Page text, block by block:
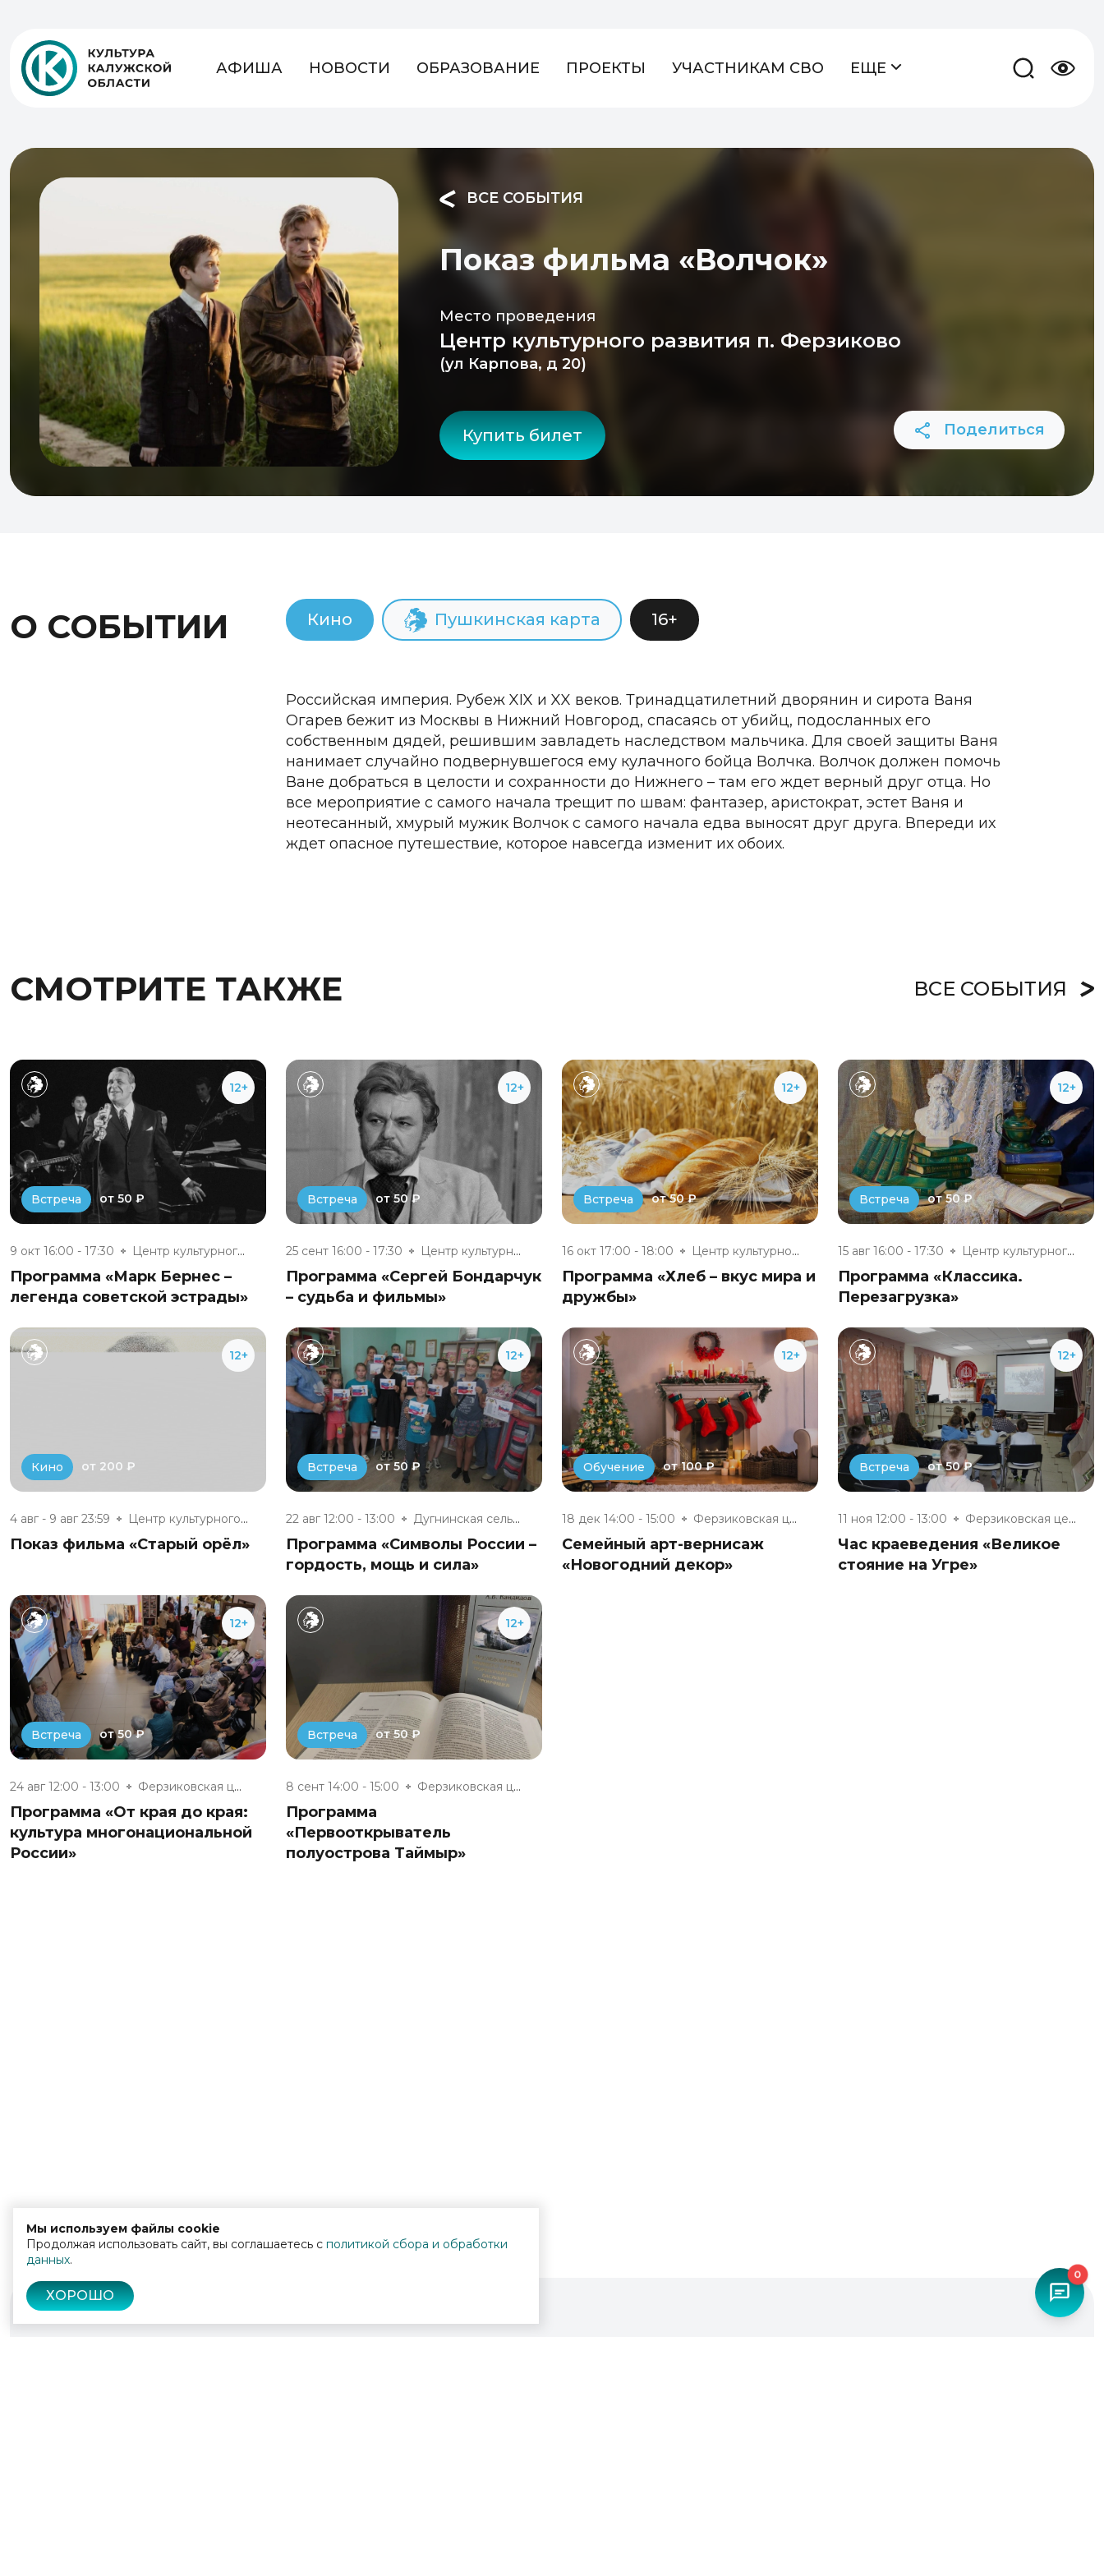
АФИША НОВОСТИ ОБРАЗОВАНИЕ ПРОЕКТЫ УЧАСТНИКАМ СВО ЕЩЕ
ВСЕ СОБЫТИЯ
Показ фильма «Волчок»
Место проведения
Центр культурного развития п. Ферзиково
(ул Карпова, д 20)
Купить билет Поделиться
О СОБЫТИИ Кино Пушкинская карта 16+
Российская империя. Рубеж XIX и XX веков. Тринадцатилетний дворянин и сирота Ваня
Огарев бежит из Москвы в Нижний Новгород, спасаясь от убийц, подосланных его
собственным дядей, решившим завладеть наследством мальчика. Для своей защиты Ваня
нанимает случайно подвернувшегося ему кулачного бойца Волчка. Волчок должен помочь
Ване добраться в целости и сохранности до Нижнего – там его ждет верный друг отца. Но
все мероприятие с самого начала трещит по швам: фантазер, аристократ, эстет Ваня и
неотесанный, хмурый мужик Волчок с самого начала едва выносят друг друга. Впереди их
ждет опасное путешествие, которое навсегда изменит их обоих.
СМОТРИТЕ ТАКЖЕ ВСЕ СОБЫТИЯ
12+
Встреча от 50 ₽
9 окт 16:00 - 17:30 Центр культурного развития п....
Программа «Марк Бернес –
легенда советской эстрады»
12+
Встреча от 50 ₽
25 сент 16:00 - 17:30 Центр культурного развития п....
Программа «Сергей Бондарчук
– судьба и фильмы»
12+
Встреча от 50 ₽
16 окт 17:00 - 18:00 Центр культурного развития п....
Программа «Хлеб – вкус мира и
дружбы»
12+
Встреча от 50 ₽
15 авг 16:00 - 17:30 Центр культурного развития п....
Программа «Классика.
Перезагрузка»
12+
Кино от 200 ₽
4 авг - 9 авг 23:59 Центр культурного развития п....
Показ фильма «Старый орёл»
12+
Встреча от 50 ₽
22 авг 12:00 - 13:00 Дугнинская сельская библиотека
Программа «Символы России –
гордость, мощь и сила»
12+
Обучение от 100 ₽
18 дек 14:00 - 15:00 Ферзиковская центральная район...
Семейный арт-вернисаж
«Новогодний декор»
12+
Встреча от 50 ₽
11 ноя 12:00 - 13:00 Ферзиковская центральная район...
Час краеведения «Великое
стояние на Угре»
12+
Встреча от 50 ₽
24 авг 12:00 - 13:00 Ферзиковская центральная район...
Программа «От края до края:
культура многонациональной
России»
12+
Встреча от 50 ₽
8 сент 14:00 - 15:00 Ферзиковская центральная район...
Программа
«Первооткрыватель
полуострова Таймыр»
Мы используем файлы cookie
Продолжая использовать сайт, вы соглашаетесь с политикой сбора и обработки
данных.
ХОРОШО
0